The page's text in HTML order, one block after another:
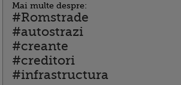
Mai multe despre:
#Romstrade
#autostrazi
#creante
#creditori
#infrastructura